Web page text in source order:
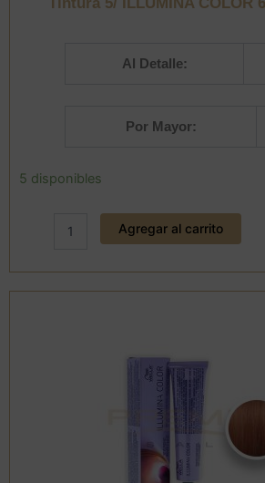
Tintura 5/ ILLUMINA COLOR
Al Detalle:
Por Mayor:
5 disponibles
Tintura
Agregar al carrito